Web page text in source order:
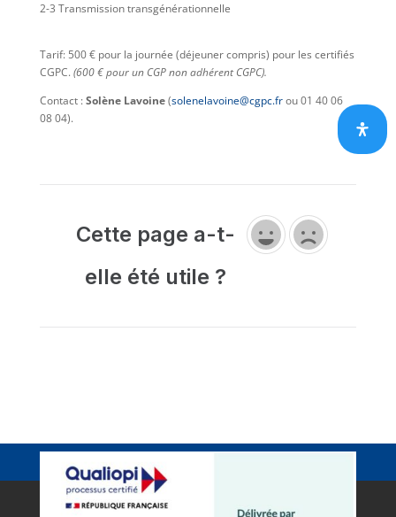
2-3 Transmission transgénérationnelle
Tarif: 500 € pour la journée (déjeuner compris) pour les certifiés
CGPC.(600 € pour un CGP non adhérent CGPC).
Contact :Solène Lavoine(solenelavoine@cgpc.frou 01 40 06
08 04).
Cette page a-t-
elle été utile ?